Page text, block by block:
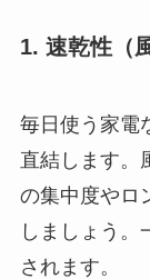
1. 速乾性（
毎日使う家電
直結します。
の集中度やロ
しましょう。
されます。